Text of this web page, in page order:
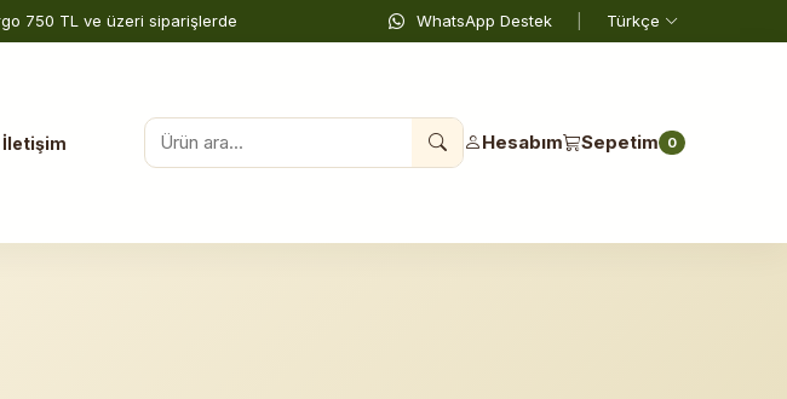
750 TL ve üzeri siparişlerde WhatsApp Destek Türkçe
İletişim Hesabım Sepetim 0